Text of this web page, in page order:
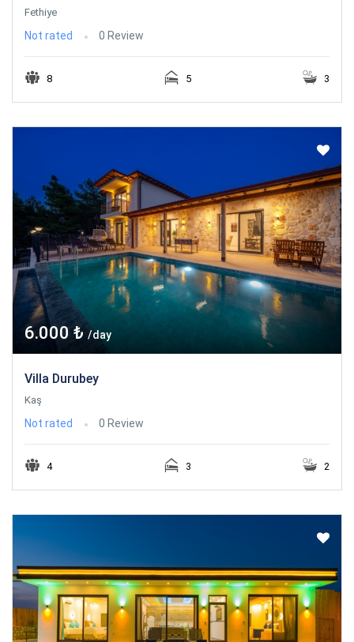
Fethiye
Not rated 0 Review
8 5 3
6.000 ₺/day
Villa Durubey
Kaş
Not rated 0 Review
4 3 2